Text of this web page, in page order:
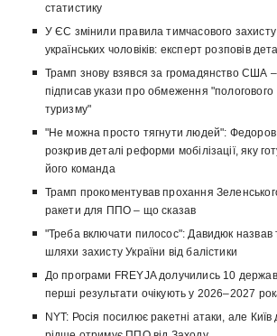
статистику
У ЄС змінили правила тимчасового
українських чоловіків: експерт розповів
Трамп знову взявся за громадянство США –
підписав укази про обмеження "пологового
туризму"
"Не можна просто тягнути людей": Федоров
розкрив деталі реформи мобілізації, яку
його команда
Трамп прокоментував прохання
ракети для ППО – що сказав
"Треба включати пилосос": Давидюк назвав
шляхи захисту України від балістики
До програми FREYJA долучились 10
перші результати очікують у 2026–2027
NYT: Росія посилює ракетні атаки, але Київ